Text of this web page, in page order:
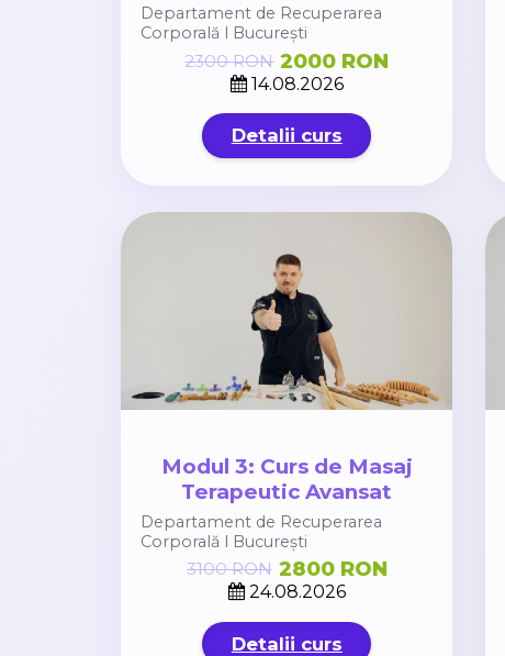
Departament de Recuperarea
Corporală l București
14.08.2026
2300 RON 2000 RON
Detalii curs
Modul 3: Curs de Masaj
Terapeutic Avansat
Departament de Recuperarea
Corporală l București
24.08.2026
3100 RON 2800 RON
Detalii curs